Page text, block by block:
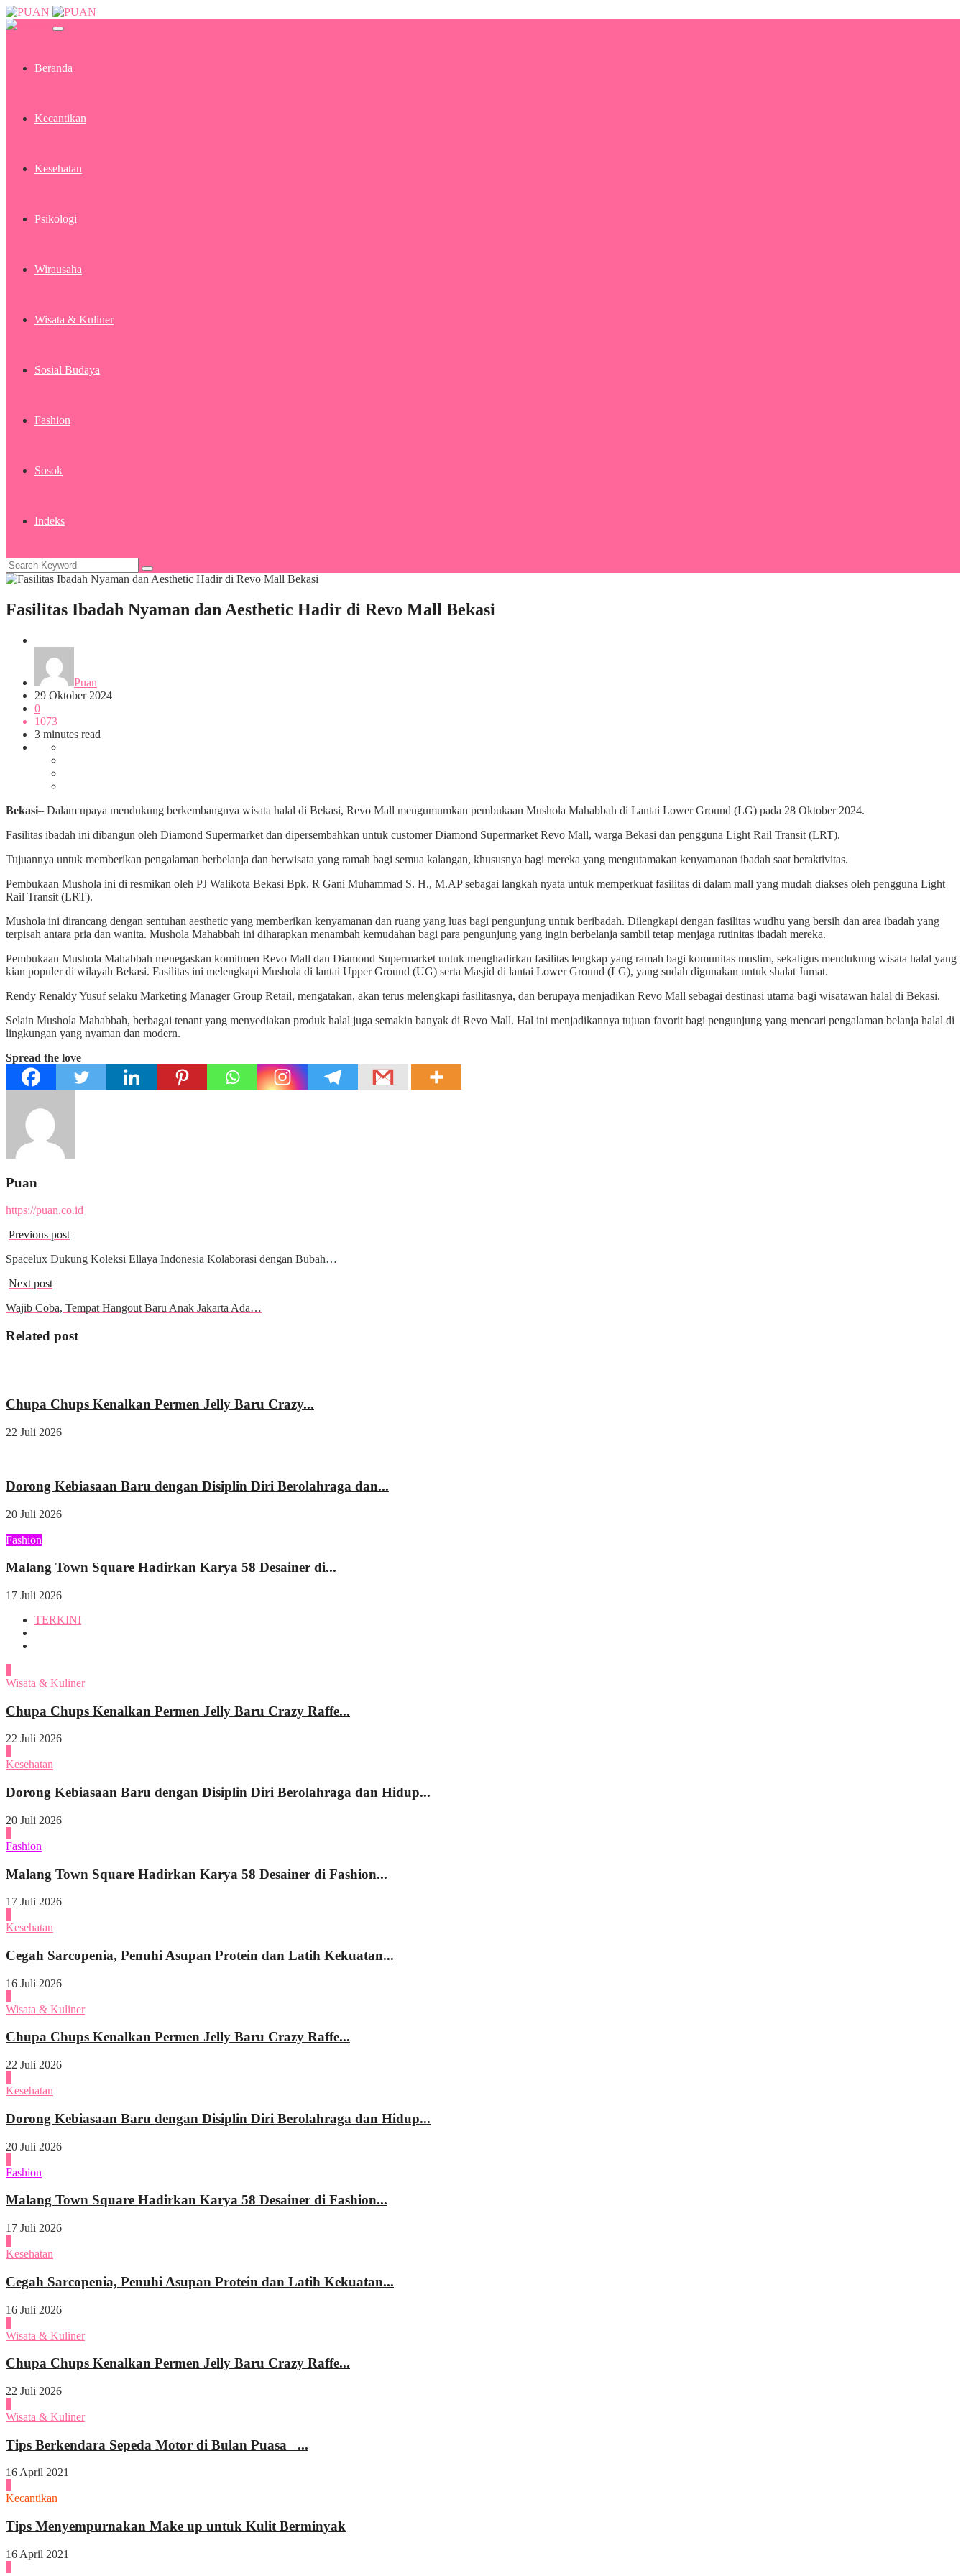
Beranda
Kecantikan
Kesehatan
Psikologi
Wirausaha
Wisata & Kuliner
Sosial Budaya
Fashion
Sosok
Indeks
Fasilitas Ibadah Nyaman dan Aesthetic Hadir di Revo Mall Bekasi
Puan
29 Oktober 2024
0
1073
3 minutes read
Bekasi– Dalam upaya mendukung berkembangnya wisata halal di Bekasi, Revo Mall mengumumkan pembukaan Mushola Mahabbah di Lantai Lower Ground (LG) pada 28 Oktober 2024.
Fasilitas ibadah ini dibangun oleh Diamond Supermarket dan dipersembahkan untuk customer Diamond Supermarket Revo Mall, warga Bekasi dan pengguna Light Rail Transit (LRT).
Tujuannya untuk memberikan pengalaman berbelanja dan berwisata yang ramah bagi semua kalangan, khususnya bagi mereka yang mengutamakan kenyamanan ibadah saat beraktivitas.
Pembukaan Mushola ini di resmikan oleh PJ Walikota Bekasi Bpk. R Gani Muhammad S. H., M.AP sebagai langkah nyata untuk memperkuat fasilitas di dalam mall yang mudah diakses oleh pengguna Light
Rail Transit (LRT).
Mushola ini dirancang dengan sentuhan aesthetic yang memberikan kenyamanan dan ruang yang luas bagi pengunjung untuk beribadah. Dilengkapi dengan fasilitas wudhu yang bersih dan area ibadah yang
terpisah antara pria dan wanita. Mushola Mahabbah ini diharapkan menambah kemudahan bagi para pengunjung yang ingin berbelanja sambil tetap menjaga rutinitas ibadah mereka.
Pembukaan Mushola Mahabbah menegaskan komitmen Revo Mall dan Diamond Supermarket untuk menghadirkan fasilitas lengkap yang ramah bagi komunitas muslim, sekaligus mendukung wisata halal yang
kian populer di wilayah Bekasi. Fasilitas ini melengkapi Mushola di lantai Upper Ground (UG) serta Masjid di lantai Lower Ground (LG), yang sudah digunakan untuk shalat Jumat.
Rendy Renaldy Yusuf selaku Marketing Manager Group Retail, mengatakan, akan terus melengkapi fasilitasnya, dan berupaya menjadikan Revo Mall sebagai destinasi utama bagi wisatawan halal di Bekasi.
Selain Mushola Mahabbah, berbagai tenant yang menyediakan produk halal juga semakin banyak di Revo Mall. Hal ini menjadikannya tujuan favorit bagi pengunjung yang mencari pengalaman belanja halal di
lingkungan yang nyaman dan modern.
Spread the love
Puan
https://puan.co.id
Previous post
Spacelux Dukung Koleksi Ellaya Indonesia Kolaborasi dengan Bubah…
Next post
Wajib Coba, Tempat Hangout Baru Anak Jakarta Ada…
Related post
Chupa Chups Kenalkan Permen Jelly Baru Crazy...
22 Juli 2026
Dorong Kebiasaan Baru dengan Disiplin Diri Berolahraga dan...
20 Juli 2026
Fashion
Malang Town Square Hadirkan Karya 58 Desainer di...
17 Juli 2026
TERKINI
Wisata & Kuliner
Chupa Chups Kenalkan Permen Jelly Baru Crazy Raffe...
22 Juli 2026
Kesehatan
Dorong Kebiasaan Baru dengan Disiplin Diri Berolahraga dan Hidup...
20 Juli 2026
Fashion
Malang Town Square Hadirkan Karya 58 Desainer di Fashion...
17 Juli 2026
Kesehatan
Cegah Sarcopenia, Penuhi Asupan Protein dan Latih Kekuatan...
16 Juli 2026
Wisata & Kuliner
Chupa Chups Kenalkan Permen Jelly Baru Crazy Raffe...
22 Juli 2026
Kesehatan
Dorong Kebiasaan Baru dengan Disiplin Diri Berolahraga dan Hidup...
20 Juli 2026
Fashion
Malang Town Square Hadirkan Karya 58 Desainer di Fashion...
17 Juli 2026
Kesehatan
Cegah Sarcopenia, Penuhi Asupan Protein dan Latih Kekuatan...
16 Juli 2026
Wisata & Kuliner
Chupa Chups Kenalkan Permen Jelly Baru Crazy Raffe...
22 Juli 2026
Wisata & Kuliner
Tips Berkendara Sepeda Motor di Bulan Puasa ...
16 April 2021
Kecantikan
Tips Menyempurnakan Make up untuk Kulit Berminyak
16 April 2021